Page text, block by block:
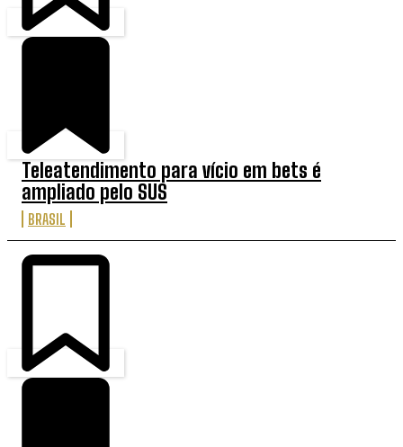
Teleatendimento para vício em bets é
ampliado pelo SUS
BRASIL